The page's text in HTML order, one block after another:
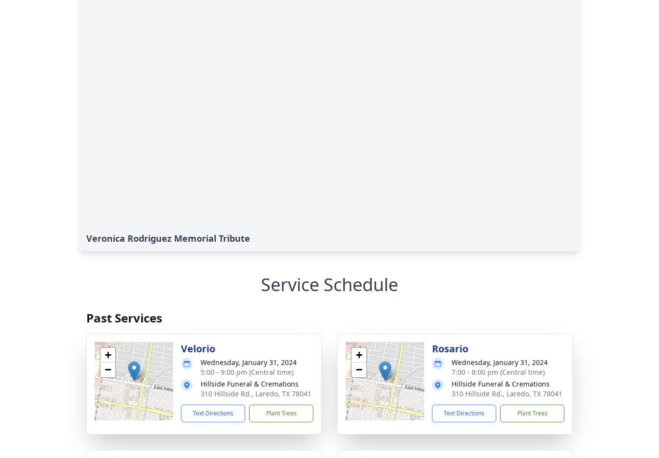
Veronica Rodriguez Memorial Tribute
Service Schedule
Past Services
+
−
Velorio
Wednesday, January 31, 2024
5:00 - 9:00 pm (Central time)
Hillside Funeral & Cremations
310 Hillside Rd., Laredo, TX 78041
Text Directions Plant Trees
+
−
Rosario
Wednesday, January 31, 2024
7:00 - 8:00 pm (Central time)
Hillside Funeral & Cremations
310 Hillside Rd., Laredo, TX 78041
Text Directions Plant Trees